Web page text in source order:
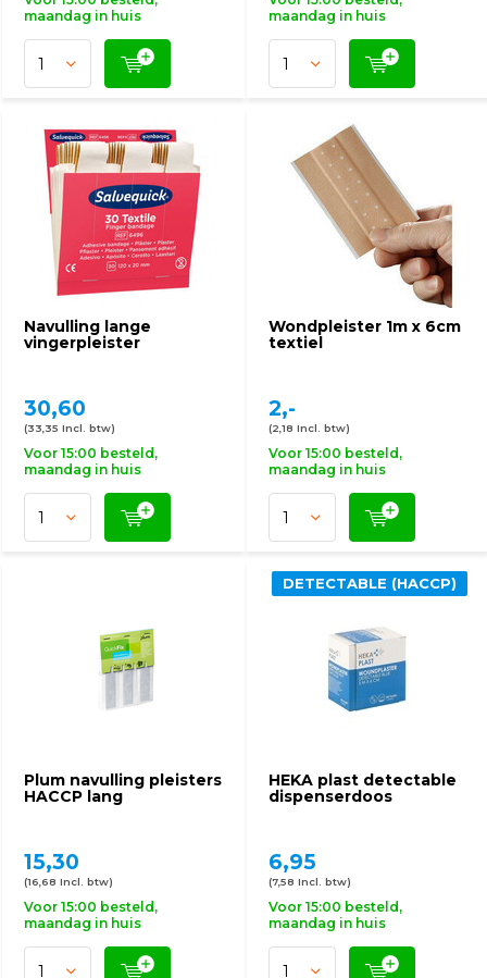
maandag in huis
maandag in huis
Navulling lange
vingerpleister
30,60
(33,35 Incl. btw)
Voor 15:00 besteld,
maandag in huis
Wondpleister 1m x 6cm
textiel
2,-
(2,18 Incl. btw)
Voor 15:00 besteld,
maandag in huis
Plum navulling pleisters
HACCP lang
15,30
(16,68 Incl. btw)
Voor 15:00 besteld,
maandag in huis
HEKA plast detectable
dispenserdoos
DETECTABLE (HACCP)
6,95
(7,58 Incl. btw)
Voor 15:00 besteld,
maandag in huis